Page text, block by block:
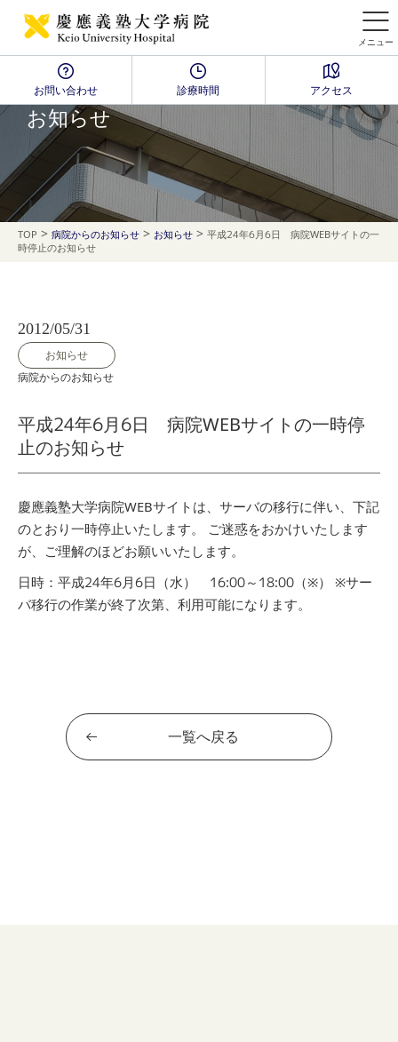
メニュー
お問い合わせ 診療時間 アクセス
NEWS
お知らせ
TOP > 病院からのお知らせ > お知らせ > 平成24年6月6日 病院WEBサイトの一
時停止のお知らせ
2012/05/31
お知らせ
病院からのお知らせ
平成24年6月6日 病院WEBサイトの一時停
止のお知らせ
慶應義塾大学病院WEBサイトは、サーバの移行に伴い、下記
のとおり一時停止いたします。
ご迷惑をおかけいたします
が、ご理解のほどお願いいたします。
日時：平成24年6月6日（水） 16:00～18:00（※）
※サー
バ移行の作業が終了次第、利用可能になります。
一覧へ戻る